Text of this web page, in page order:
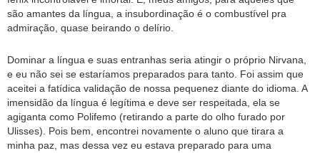
são amantes da língua, a insubordinação é o combustível pra
admiração, quase beirando o delírio.
Dominar a língua e suas entranhas seria atingir o próprio Nirvana,
e eu não sei se estaríamos preparados para tanto. Foi assim que
aceitei a fatídica validação de nossa pequenez diante do idioma. A
imensidão da língua é legítima e deve ser respeitada, ela se
agiganta como Polifemo (retirando a parte do olho furado por
Ulisses). Pois bem, encontrei novamente o aluno que tirara a
minha paz, mas dessa vez eu estava preparado para uma